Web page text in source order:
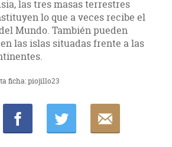
las tres masas terrestres
lo que a veces recibe el
Mundo. También pueden
las islas situadas frente a las
ficha:piojillo23